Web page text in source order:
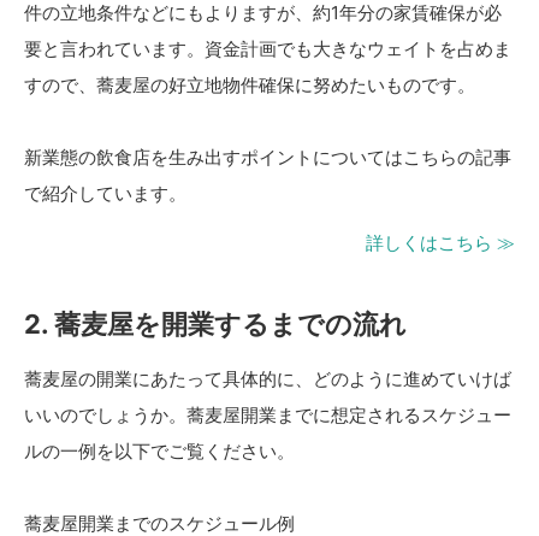
件の立地条件などにもよりますが、約1年分の家賃確保が必
要と言われています。資金計画でも大きなウェイトを占めま
すので、蕎麦屋の好立地物件確保に努めたいものです。
新業態の飲食店を生み出すポイントについてはこちらの記事
で紹介しています。
詳しくはこちら ≫
2. 蕎麦屋を開業するまでの流れ
蕎麦屋の開業にあたって具体的に、どのように進めていけば
いいのでしょうか。蕎麦屋開業までに想定されるスケジュー
ルの一例を以下でご覧ください。
蕎麦屋開業までのスケジュール例